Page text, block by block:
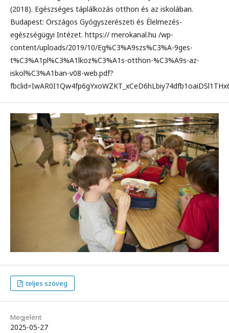
(2018). Egészséges táplálkozás otthon és az iskolában.
Budapest: Országos Gyógyszerészeti és Élelmezés-
egészségügyi Intézet. https:// merokanal.hu /wp-
content/uploads/2019/10/Eg%C3%A9szs%C3%A-9ges-
t%C3%A1pl%C3%A1lkoz%C3%A1s-otthon-%C3%A9s-az-
iskol%C3%A1ban-v08-web.pdf?
teljes szöveg
Megjelent
2025-05-27